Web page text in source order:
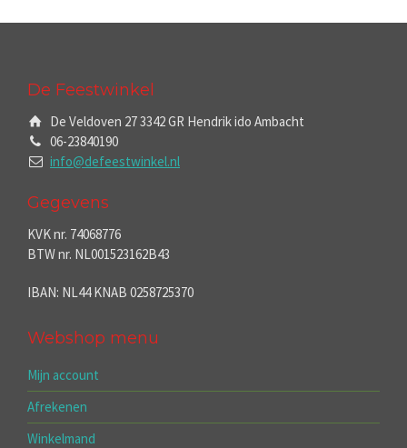
De Feestwinkel
De Veldoven 27 3342 GR Hendrik ido Ambacht
06-23840190
info@defeestwinkel.nl
Gegevens
KVK nr. 74068776
BTW nr. NL001523162B43
IBAN: NL44 KNAB 0258725370
Webshop menu
Mijn account
Afrekenen
Winkelmand